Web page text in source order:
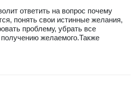
ответить на вопрос почему
понять свои истинные желания,
проблему, убрать все
получению желаемого.Также